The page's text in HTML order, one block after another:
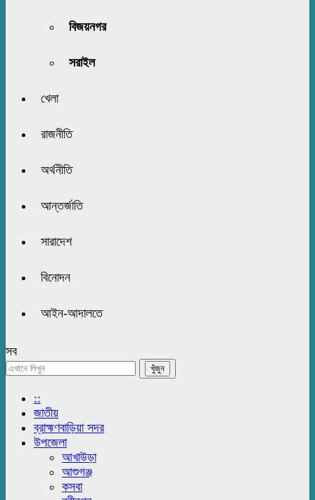
বিজয়নগর
সরাইল
খেলা
রাজনীতি
অর্থনীতি
আন্তর্জাতি
সারাদেশ
বিনোদন
আইন-আদালতে
সব
::
জাতীয়
ব্রাহ্মণবাড়িয়া সদর
উপজেলা
আখাউড়া
আশুগঞ্জ
কসবা